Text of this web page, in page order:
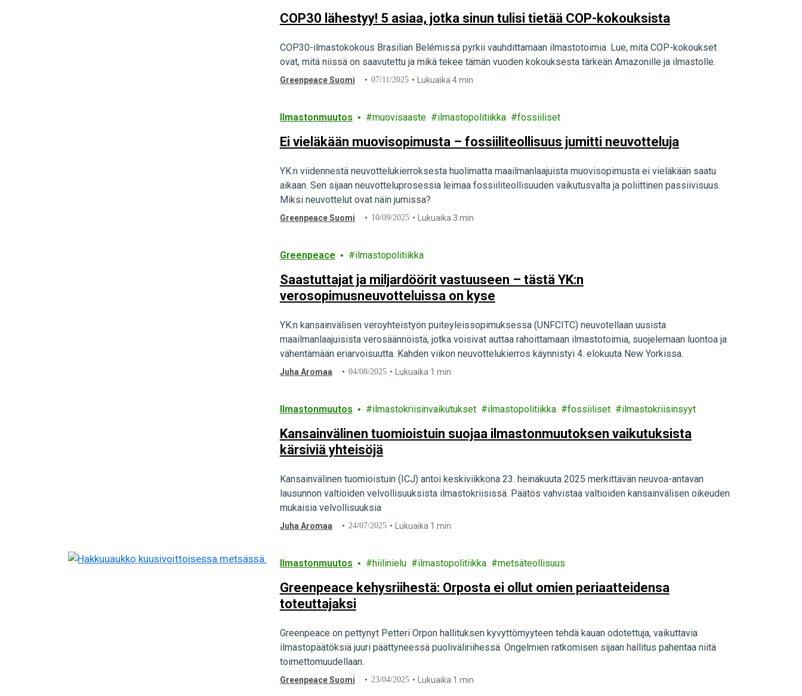
COP30 lähestyy! 5 asiaa, jotka sinun tulisi tietää COP-kokouksista
COP30-ilmastokokous Brasilian Belémissä pyrkii vauhdittamaan ilmastotoimia. Lue, mitä COP-kokoukset
ovat, mitä niissä on saavutettu ja mikä tekee tämän vuoden kokouksesta tärkeän Amazonille ja ilmastolle.
Greenpeace Suomi 07/11/2025 Lukuaika 4 min
Ilmastonmuutos muovisaaste ilmastopolitiikka fossiiliset
Ei vieläkään muovisopimusta – fossiiliteollisuus jumitti neuvotteluja
YK:n viidennestä neuvottelukierroksesta huolimatta maailmanlaajuista muovisopimusta ei vieläkään saatu
aikaan. Sen sijaan neuvotteluprosessia leimaa fossiiliteollisuuden vaikutusvalta ja poliittinen passiivisuus.
Miksi neuvottelut ovat näin jumissa?
Greenpeace Suomi 10/09/2025 Lukuaika 3 min
Greenpeace ilmastopolitiikka
Saastuttajat ja miljardöörit vastuuseen – tästä YK:n
verosopimusneuvotteluissa on kyse
YK:n kansainvälisen veroyhteistyön puiteyleissopimuksessa (UNFCITC) neuvotellaan uusista
maailmanlaajuisista verosäännöistä, jotka voisivat auttaa rahoittamaan ilmastotoimia, suojelemaan luontoa ja
vähentämään eriarvoisuutta. Kahden viikon neuvottelukierros käynnistyi 4. elokuuta New Yorkissa.
Juha Aromaa 04/08/2025 Lukuaika 1 min
Ilmastonmuutos ilmastokriisinvaikutukset ilmastopolitiikka fossiiliset ilmastokriisinsyyt
Kansainvälinen tuomioistuin suojaa ilmastonmuutoksen vaikutuksista
kärsiviä yhteisöjä
Kansainvälinen tuomioistuin (ICJ) antoi keskiviikkona 23. heinäkuuta 2025 merkittävän neuvoa-antavan
lausunnon valtioiden velvollisuuksista ilmastokriisissä. Päätös vahvistaa valtioiden kansainvälisen oikeuden
mukaisia velvollisuuksia
Juha Aromaa 24/07/2025 Lukuaika 1 min
Ilmastonmuutos hiilinielu ilmastopolitiikka metsäteollisuus
Greenpeace kehysriihestä: Orposta ei ollut omien periaatteidensa
toteuttajaksi
Greenpeace on pettynyt Petteri Orpon hallituksen kyvyttömyyteen tehdä kauan odotettuja, vaikuttavia
ilmastopäätöksiä juuri päättyneessä puoliväliriihessä. Ongelmien ratkomisen sijaan hallitus pahentaa niitä
toimettomuudellaan.
Greenpeace Suomi 23/04/2025 Lukuaika 1 min